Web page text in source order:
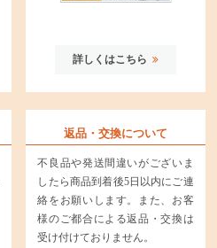
詳しくはこちら
返品・交換について
不良品や発送間違いがございま
したら商品到着後5日以内にご連
絡をお願いします。また、お客
様のご都合による返品・交換は
受け付けておりません。